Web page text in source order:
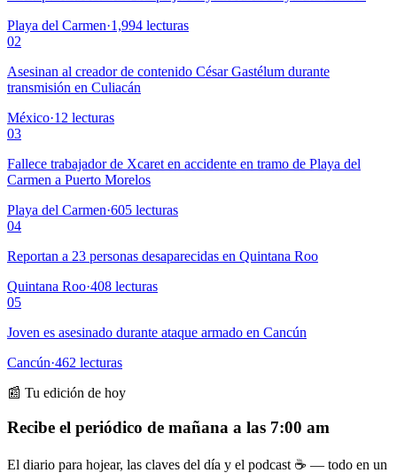
Playa del Carmen·1,994 lecturas
02
Asesinan al creador de contenido César Gastélum durante
transmisión en Culiacán
México·12 lecturas
03
Fallece trabajador de Xcaret en accidente en tramo de Playa del
Carmen a Puerto Morelos
Playa del Carmen·605 lecturas
04
Reportan a 23 personas desaparecidas en Quintana Roo
Quintana Roo·408 lecturas
05
Joven es asesinado durante ataque armado en Cancún
Cancún·462 lecturas
📰 Tu edición de hoy
Recibe el periódico de mañana a las 7:00 am
El diario para hojear, las claves del día y el podcast ☕ — todo en un